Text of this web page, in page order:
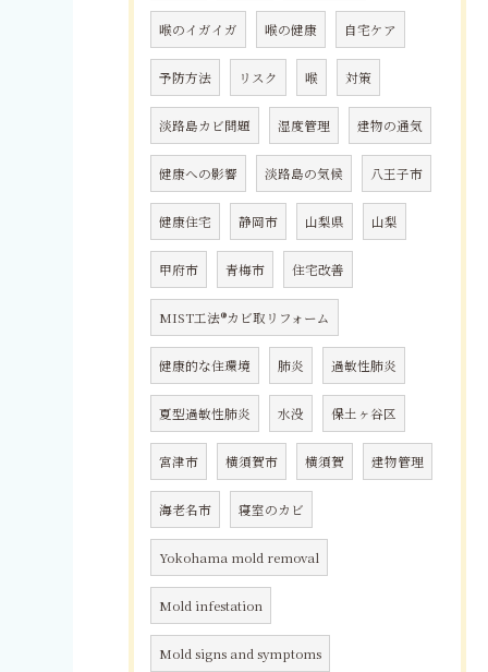
喉のイガイガ 喉の健康 自宅ケア
予防方法 リスク 喉 対策
淡路島カビ問題 湿度管理 建物の通気
健康への影響 淡路島の気候 八王子市
健康住宅 静岡市 山梨県 山梨
甲府市 青梅市 住宅改善
MIST工法®カビ取リフォーム
健康的な住環境 肺炎 過敏性肺炎
夏型過敏性肺炎 水没 保土ヶ谷区
宮津市 横須賀市 横須賀 建物管理
海老名市 寝室のカビ
Yokohama mold removal
Mold infestation
Mold signs and symptoms